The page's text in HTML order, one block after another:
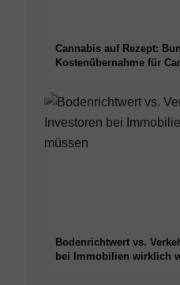
Cannabis auf Rezept:
Kostenübernahme für
Bodenrichtwert vs.
bei Immobilien wirklich